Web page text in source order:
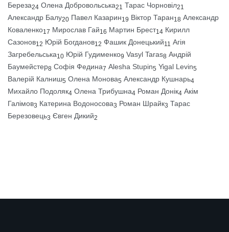
Береза24 Олена Добровольська21 Тарас Чорновіл21
Александр Балу20 Павел Казарин19 Віктор Таран18 Александр
Коваленко17 Мирослав Гай16 Мартин Брест14 Кирилл
Сазонов12 Юрій Богданов12 Фашик Донецький11 Агія
Загребельська10 Юрій Гудименко9 Vasyl Taras8 Андрій
Баумейстер8 Софія Федина7 Alesha Stupin5 Yigal Levin5
Валерій Калниш5 Олена Монова5 Александр Кушнарь4
Михайло Подоляк4 Олена Трибушна4 Роман Донік4 Акім
Галімов3 Катерина Водоносова3 Роман Шрайк3 Тарас
Березовець3 Євген Дикий2